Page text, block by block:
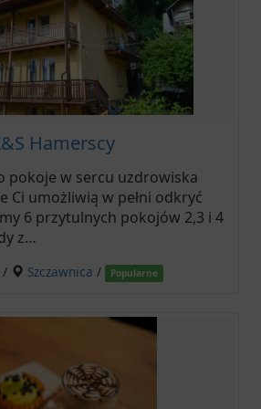
Hamerscy
pokoje w sercu uzdrowiska
Ci umożliwią w pełni odkryć
6 przytulnych pokojów 2,3 i 4
z…
/ Szczawnica / Popularne